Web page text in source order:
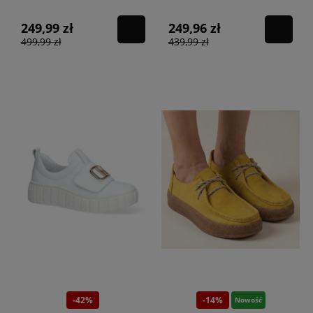
249,99 zł
499,99 zł
249,96 zł
439,99 zł
-42% -14% Nowość